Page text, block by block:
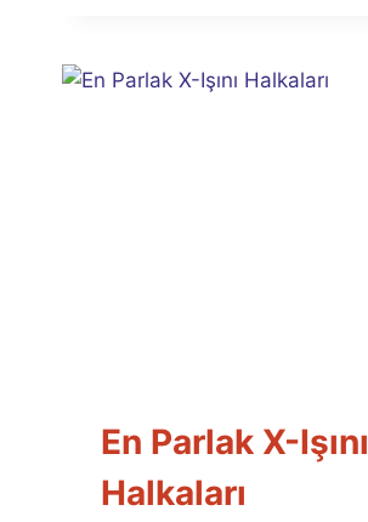
En Parlak X-Işını
Halkaları